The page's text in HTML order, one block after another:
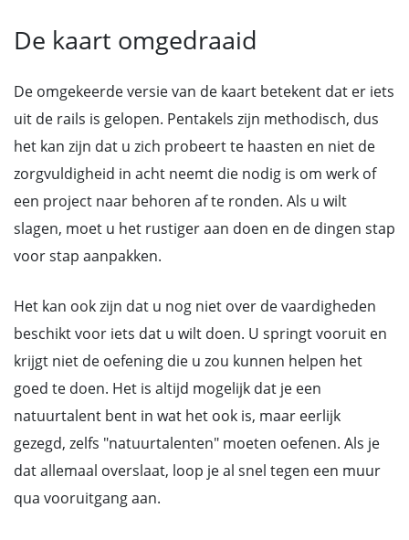
De kaart omgedraaid
De omgekeerde versie van de kaart betekent dat er iets
uit de rails is gelopen. Pentakels zijn methodisch, dus
het kan zijn dat u zich probeert te haasten en niet de
zorgvuldigheid in acht neemt die nodig is om werk of
een project naar behoren af te ronden. Als u wilt
slagen, moet u het rustiger aan doen en de dingen stap
voor stap aanpakken.
Het kan ook zijn dat u nog niet over de vaardigheden
beschikt voor iets dat u wilt doen. U springt vooruit en
krijgt niet de oefening die u zou kunnen helpen het
goed te doen. Het is altijd mogelijk dat je een
natuurtalent bent in wat het ook is, maar eerlijk
gezegd, zelfs "natuurtalenten" moeten oefenen. Als je
dat allemaal overslaat, loop je al snel tegen een muur
qua vooruitgang aan.